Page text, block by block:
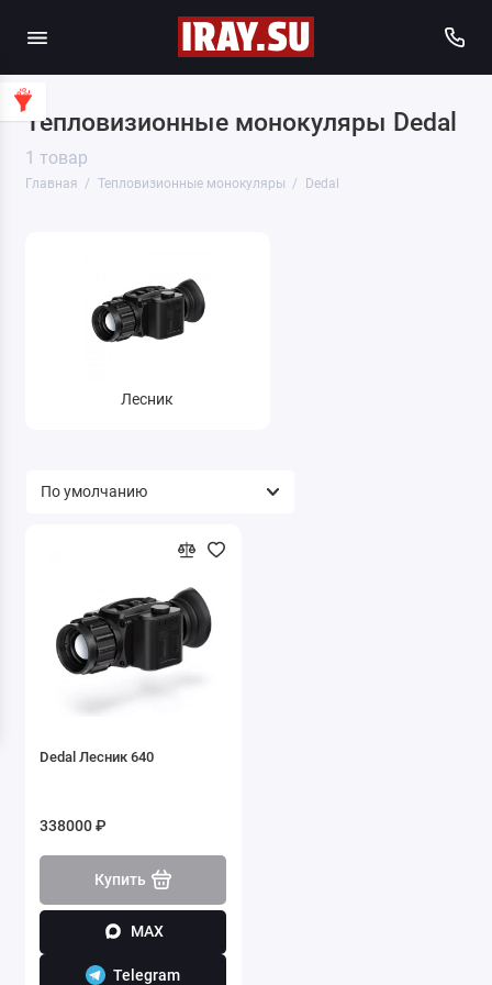
Тепловизионные монокуляры Dedal
1 товар
Главная Тепловизионные монокуляры Dedal
Лесник
Dedal Лесник 640
338000 ₽
Купить
MAX
Telegram